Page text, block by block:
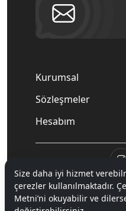
Kurumsal
Sözleşmeler
Hesabım
© 2020Mnpc.
Size daha iyi hizmet
çerezler kullanılmaktadır.
Metni’ni okuyabilir ve